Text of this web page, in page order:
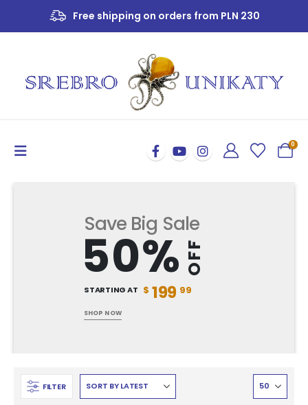
Free shipping on orders from PLN 230
With us, everything is packed as a gift - FREE!
0
Save Big Sale
50% OFF
STARTING AT $ 199 99
SHOP NOW
FILTER